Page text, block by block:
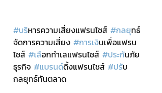
#บริหารความเสี่ยงแฟรนไชส์ #กลยุทธ์
จัดการความเสี่ยง #การเงินเพื่อแฟรน
ไชส์ #เลือกทำเลแฟรนไชส์ #ประกันภัย
ธุรกิจ #แบรนด์ดิ้งแฟรนไชส์ #ปรับ
กลยุทธ์ทันตลาด